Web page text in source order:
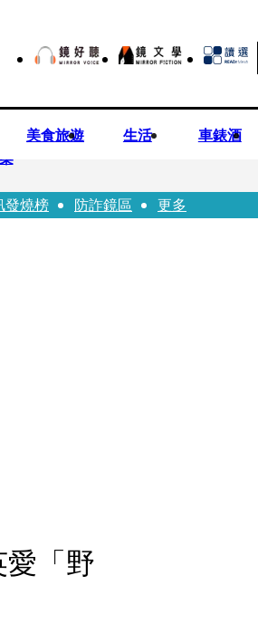
美食旅遊 生活 車錶酒
將採必要憲政作為
發燒榜 防詐鏡區 更多
「野